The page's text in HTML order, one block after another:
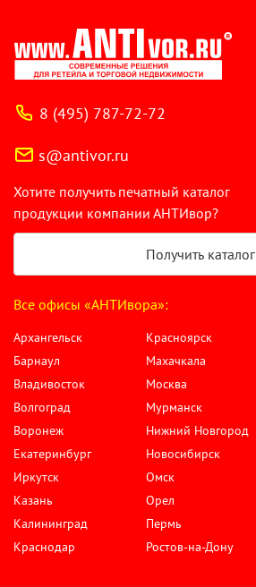
8 (495) 787-72-72
s@antivor.ru
Хотите получить печатный каталог
продукции компании АНТИвор?
Получить каталог
Все офисы «АНТИвора»:
Архангельск
Барнаул
Владивосток
Волгоград
Воронеж
Екатеринбург
Иркутск
Казань
Калининград
Краснодар
Красноярск
Махачкала
Москва
Мурманск
Нижний Новгород
Новосибирск
Омск
Орел
Пермь
Ростов-на-Дону